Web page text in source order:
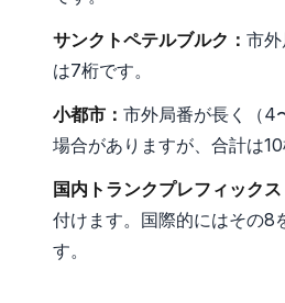
サンクトペテルブルク： 市
は7桁です。
小都市： 市外局番が長く（4
場合がありますが、合計は10
国内トランクプレフィックス
付けます。国際的にはその8
す。